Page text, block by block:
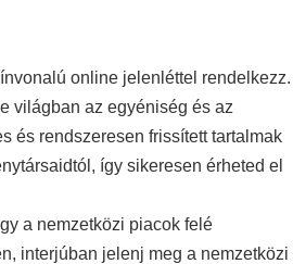
online jelenléttel rendelkezz.
világban az egyéniség és az
és rendszeresen frissített tartalmak
így sikeresen érheted el
a nemzetközi piacok felé
interjúban jelenj meg a nemzetközi